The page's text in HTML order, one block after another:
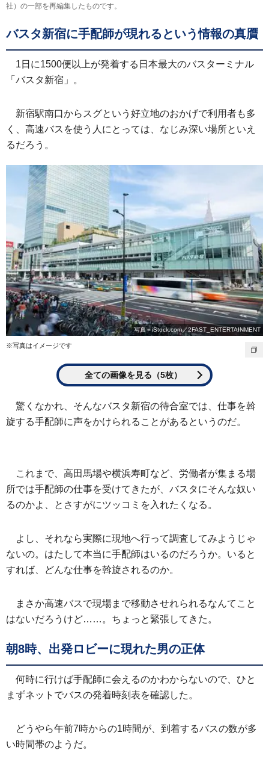
社）の一部を再編集したものです。
バスタ新宿に手配師が現れるという情報の真贋
1日に1500便以上が発着する日本最大のバスターミナル
「バスタ新宿」。
新宿駅南口からスグという好立地のおかげで利用者も多
く、高速バスを使う人にとっては、なじみ深い場所といえ
るだろう。
写真＝iStock.com／2FAST_ENTERTAINMENT
※写真はイメージです
全ての画像を見る（5枚）
驚くなかれ、そんなバスタ新宿の待合室では、仕事を斡
旋する手配師に声をかけられることがあるというのだ。
これまで、高田馬場や横浜寿町など、労働者が集まる場
所では手配師の仕事を受けてきたが、バスタにそんな奴い
るのかよ、とさすがにツッコミを入れたくなる。
よし、それなら実際に現地へ行って調査してみようじゃ
ないの。はたして本当に手配師はいるのだろうか。いると
すれば、どんな仕事を斡旋されるのか。
まさか高速バスで現場まで移動させれられるなんてこと
はないだろうけど……。ちょっと緊張してきた。
朝8時、出発ロビーに現れた男の正体
何時に行けば手配師に会えるのかわからないので、ひと
まずネットでバスの発着時刻表を確認した。
どうやら午前7時からの1時間が、到着するバスの数が多
い時間帯のようだ。